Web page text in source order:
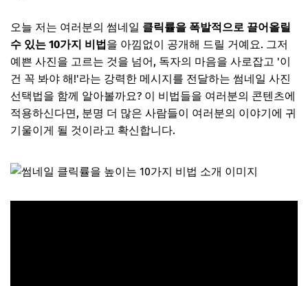
오늘 저는 여러분의 썸네일 클릭률을 폭발적으로 끌어올릴
수 있는 10가지 비법을 아낌없이 공개해 드릴 거예요. 그저
예쁜 사진을 고르는 것을 넘어, 독자의 마음을 사로잡고 '이
건 꼭 봐야 해!'라는 강력한 메시지를 전달하는 썸네일 사진
선택법을 함께 알아볼까요? 이 비법들을 여러분의 콘텐츠에
적용하신다면, 분명 더 많은 사람들이 여러분의 이야기에 귀
기울이게 될 것이라고 확신합니다.